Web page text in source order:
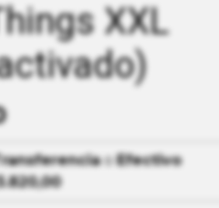
XXL
oEfectivo